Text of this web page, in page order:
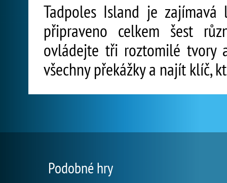
Tadpoles Island je
připraveno celkem šest
ovládejte tři roztomilé tvory
všechny překážky a najít klíč,
Podobné hry